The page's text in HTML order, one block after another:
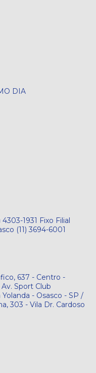
DIA
1931 Fixo Filial
(11) 3694-6001
637 - Centro -
Sport Club
- Osasco - SP /
303 - Vila Dr. Cardoso